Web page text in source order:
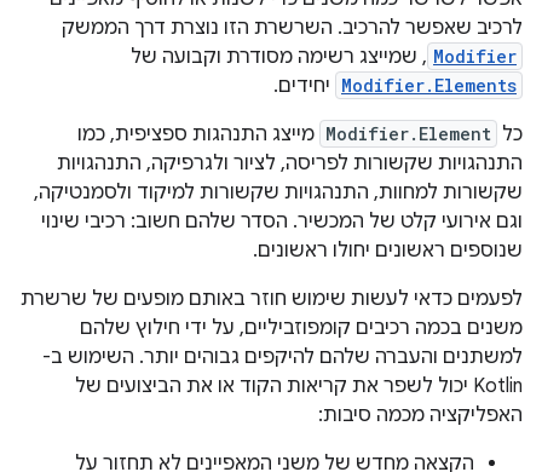
לרכיב שאפשר להרכיב. השרשרת הזו נוצרת דרך הממשק
Modifier , שמייצג רשימה מסודרת וקבועה של
Modifier.Elements יחידים.
כל Modifier.Element מייצג התנהגות ספציפית, כמו
התנהגויות שקשורות לפריסה, לציור ולגרפיקה, התנהגויות
שקשורות למחוות, התנהגויות שקשורות למיקוד ולסמנטיקה,
וגם אירועי קלט של המכשיר. הסדר שלהם חשוב: רכיבי שינוי
שנוספים ראשונים יחולו ראשונים.
לפעמים כדאי לעשות שימוש חוזר באותם מופעים של שרשרת
משנים בכמה רכיבים קומפוזביליים, על ידי חילוץ שלהם
למשתנים והעברה שלהם להיקפים גבוהים יותר. השימוש ב-
Kotlin יכול לשפר את קריאות הקוד או את הביצועים של
האפליקציה מכמה סיבות:
הקצאה מחדש של משני המאפיינים לא תחזור על